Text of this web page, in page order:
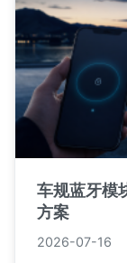
车规蓝牙模
方案
2026-07-16